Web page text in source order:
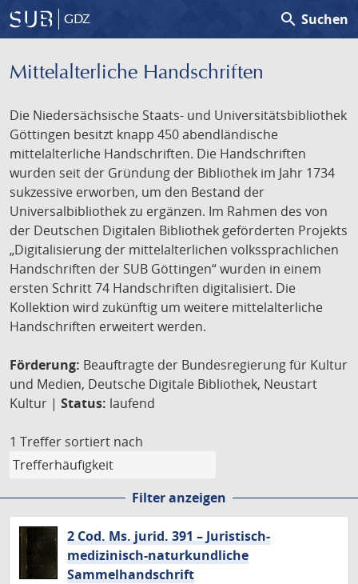
GDZ search Suchen
Mittelalterliche Handschriften
Die Niedersächsische Staats- und Universitätsbibliothek
Göttingen besitzt knapp 450 abendländische
mittelalterliche Handschriften. Die Handschriften
wurden seit der Gründung der Bibliothek im Jahr 1734
sukzessive erworben, um den Bestand der
Universalbibliothek zu ergänzen. Im Rahmen des von
der Deutschen Digitalen Bibliothek geförderten Projekts
„Digitalisierung der mittelalterlichen volkssprachlichen
Handschriften der SUB Göttingen“ wurden in einem
ersten Schritt 74 Handschriften digitalisiert. Die
Kollektion wird zukünftig um weitere mittelalterliche
Handschriften erweitert werden.
Förderung: Beauftragte der Bundesregierung für Kultur
und Medien, Deutsche Digitale Bibliothek, Neustart
Kultur | Status: laufend
1 Treffer sortiert nach
Filter anzeigen
2 Cod. Ms. jurid. 391 – Juristisch-
medizinisch-naturkundliche
Sammelhandschrift